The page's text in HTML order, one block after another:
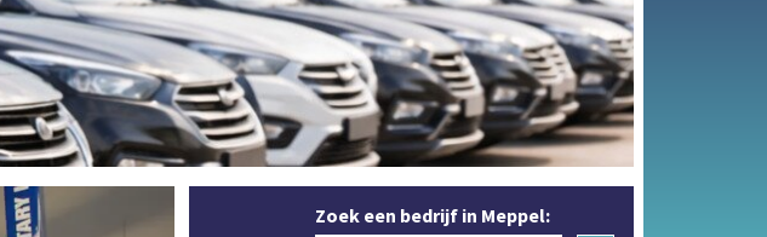
Zoek een bedrijf in Meppel: